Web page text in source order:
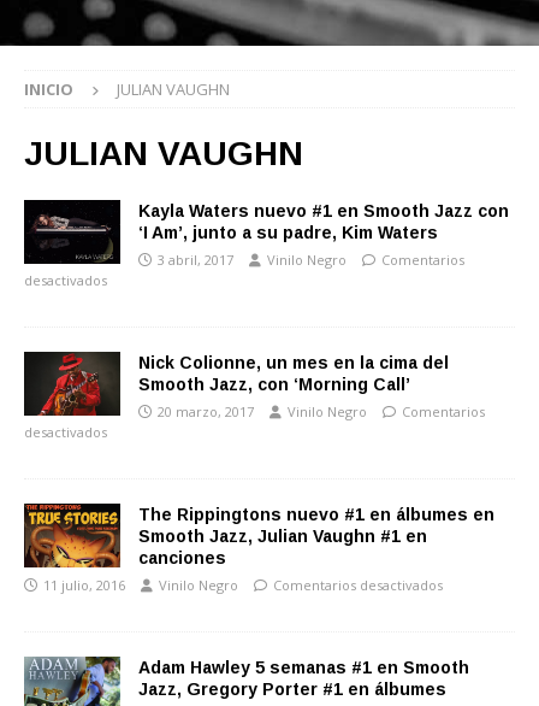
INICIO JULIAN VAUGHN
JULIAN VAUGHN
Kayla Waters nuevo #1 en Smooth Jazz con
‘I Am’, junto a su padre, Kim Waters
3 abril, 2017 Vinilo Negro
Comentarios
desactivados
Nick Colionne, un mes en la cima del
Smooth Jazz, con ‘Morning Call’
20 marzo, 2017 Vinilo Negro
Comentarios
desactivados
The Rippingtons nuevo #1 en álbumes en
Smooth Jazz, Julian Vaughn #1 en
canciones
11 julio, 2016 Vinilo Negro Comentarios desactivados
Adam Hawley 5 semanas #1 en Smooth
Jazz, Gregory Porter #1 en álbumes